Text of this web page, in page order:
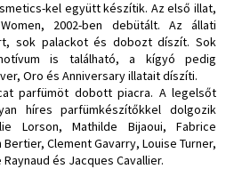
kel együtt készítik. Az első illat,
2002-ben debütált. Az állati
sok palackot és dobozt díszít. Sok
is található, a kígyó pedig
Oro és Anniversary illatait díszíti.
parfümöt dobott piacra. A legelsőt
híres parfümkészítőkkel dolgozik
Lorson, Mathilde Bijaoui, Fabrice
Clement Gavarry, Louise Turner,
és Jacques Cavallier.